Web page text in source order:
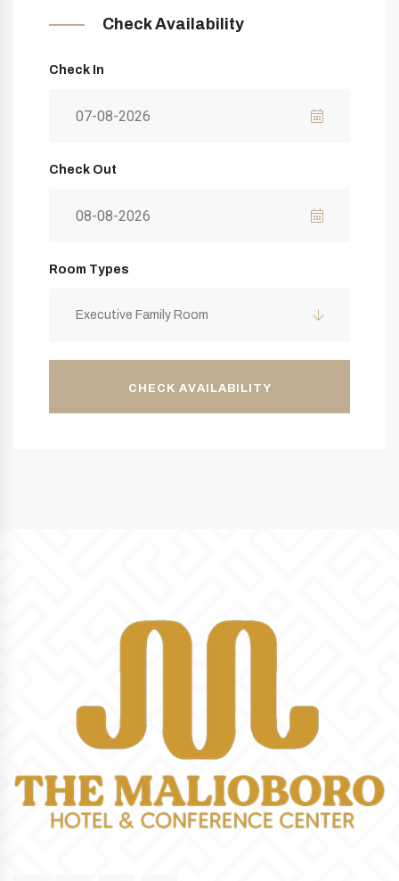
Check Availability
Check In
Check Out
Room Types
Executive Family Room
CHECK AVAILABILITY